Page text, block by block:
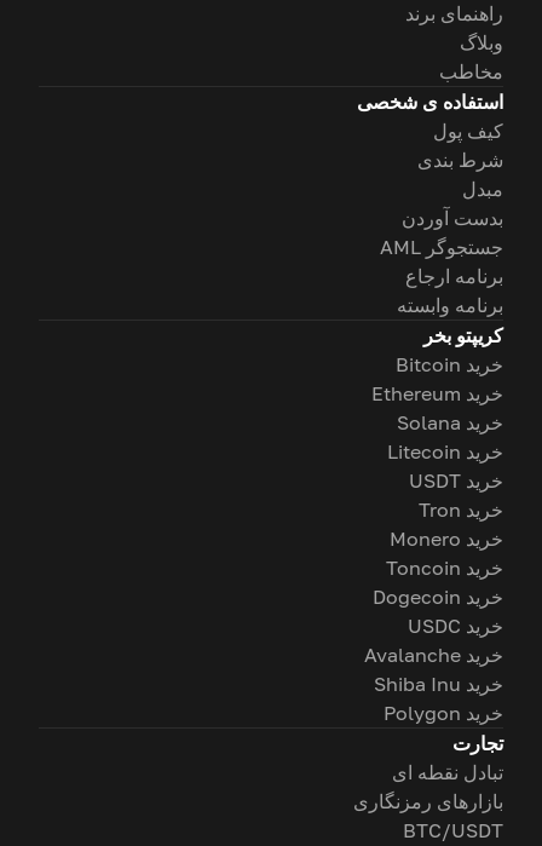
راهنمای برند
وبلاگ
مخاطب
استفاده ی شخصی
کیف پول
شرط بندی
مبدل
بدست آوردن
جستجوگر AML
برنامه ارجاع
برنامه وابسته
کریپتو بخر
خرید Bitcoin
خرید Ethereum
خرید Solana
خرید Litecoin
خرید USDT
خرید Tron
خرید Monero
خرید Toncoin
خرید Dogecoin
خرید USDC
خرید Avalanche
خرید Shiba Inu
خرید Polygon
تجارت
تبادل نقطه ای
بازارهای رمزنگاری
BTC/USDT